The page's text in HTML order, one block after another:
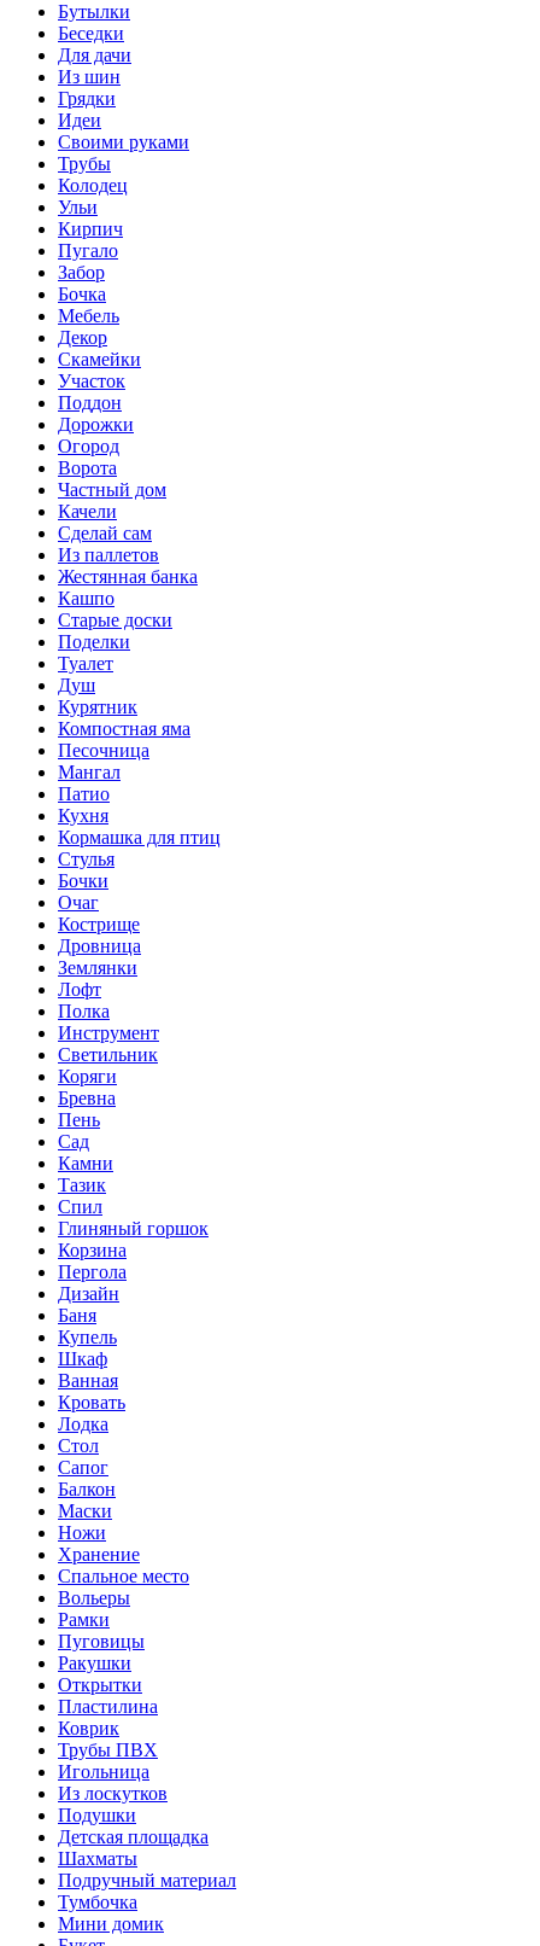
Бутылки
Беседки
Для дачи
Из шин
Грядки
Идеи
Своими руками
Трубы
Колодец
Ульи
Кирпич
Пугало
Забор
Бочка
Мебель
Декор
Скамейки
Участок
Поддон
Дорожки
Огород
Ворота
Частный дом
Качели
Сделай сам
Из паллетов
Жестянная банка
Кашпо
Старые доски
Поделки
Туалет
Душ
Курятник
Компостная яма
Песочница
Мангал
Патио
Кухня
Кормашка для птиц
Стулья
Бочки
Очаг
Кострище
Дровница
Землянки
Лофт
Полка
Инструмент
Светильник
Коряги
Бревна
Пень
Сад
Камни
Тазик
Спил
Глиняный горшок
Корзина
Пергола
Дизайн
Баня
Купель
Шкаф
Ванная
Кровать
Лодка
Стол
Сапог
Балкон
Маски
Ножи
Хранение
Спальное место
Вольеры
Рамки
Пуговицы
Ракушки
Открытки
Пластилина
Коврик
Трубы ПВХ
Игольница
Из лоскутков
Подушки
Детская площадка
Шахматы
Подручный материал
Тумбочка
Мини домик